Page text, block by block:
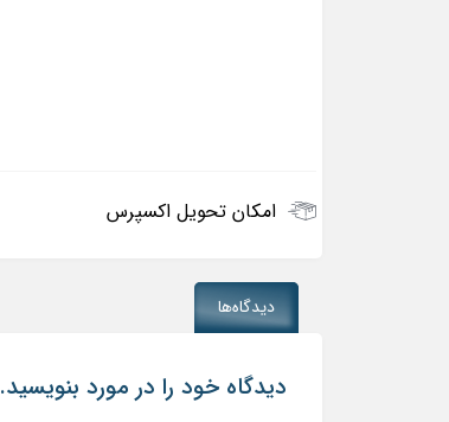
امکان تحویل اکسپرس
دیدگاه‌ها
دیدگاه خود را در مورد بنویسید.